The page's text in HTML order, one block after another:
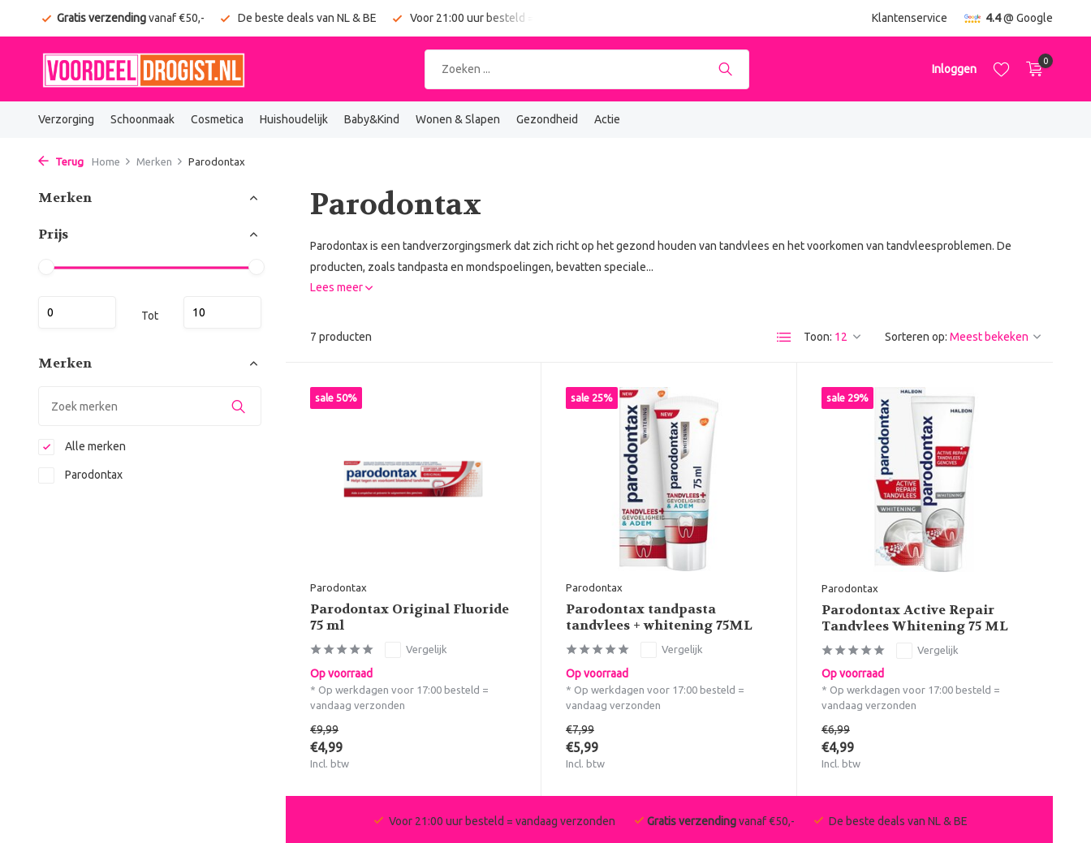
Gratis verzendingvanaf €50,- De beste deals van NL & BE Voor 21:00 uur besteld = vandaag verzonden Klantenservice 4.4@ Google
Inloggen
0
Verzorging Schoonmaak Cosmetica Huishoudelijk Baby&Kind Wonen & Slapen Gezondheid Actie
Terug Home Merken Parodontax
Merken
Prijs
Tot
Merken
Alle merken
Parodontax
Parodontax
Parodontax is een tandverzorgingsmerk dat zich richt op het gezond houden van tandvlees en het voorkomen van tandvleesproblemen. De
producten, zoals tandpasta en mondspoelingen, bevatten speciale...
Lees meer
7 producten Toon: Sorteren op:
sale 50%
Parodontax
Parodontax Original Fluoride
75 ml
Vergelijk
Op voorraad
* Op werkdagen voor 17:00 besteld =
vandaag verzonden
€9,99
€4,99
Incl. btw
sale 25%
Parodontax
Parodontax tandpasta
tandvlees + whitening 75ML
Vergelijk
Op voorraad
* Op werkdagen voor 17:00 besteld =
vandaag verzonden
€7,99
€5,99
Incl. btw
sale 29%
Parodontax
Parodontax Active Repair
Tandvlees Whitening 75 ML
Vergelijk
Op voorraad
* Op werkdagen voor 17:00 besteld =
vandaag verzonden
€6,99
€4,99
Incl. btw
Voor 21:00 uur besteld = vandaag verzonden Gratis verzendingvanaf €50,- De beste deals van NL & BE